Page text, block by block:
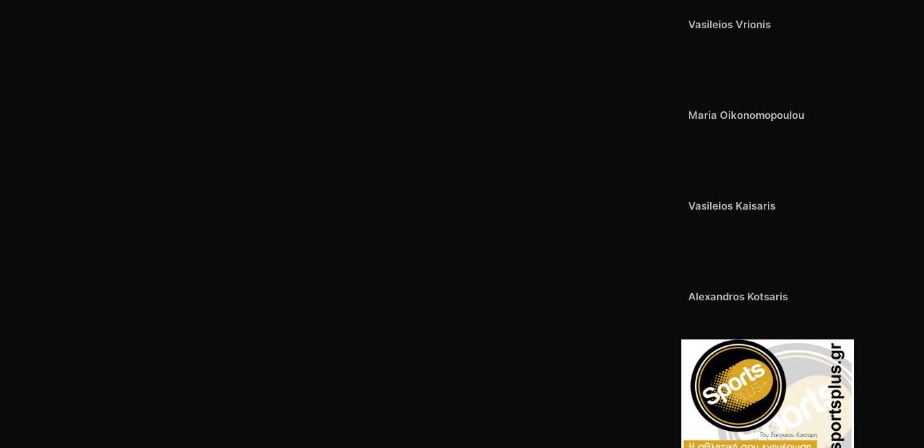
Vasileios Vrionis
Maria Oikonomopoulou
Vasileios Kaisaris
Alexandros Kotsaris